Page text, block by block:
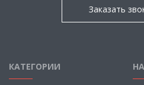
Заказать
КАТЕГОРИИ